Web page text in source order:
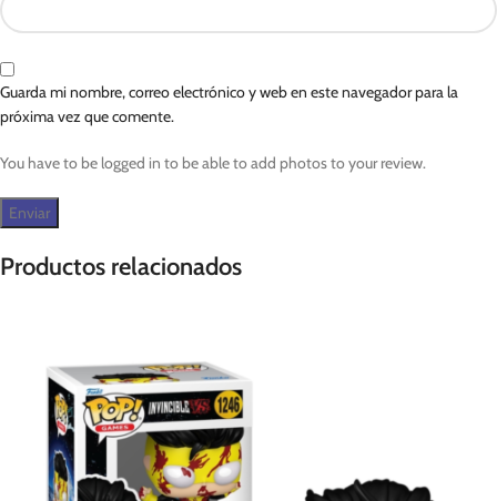
Guarda mi nombre, correo electrónico y web en este navegador para la
próxima vez que comente.
You have to be logged in to be able to add photos to your review.
Productos relacionados